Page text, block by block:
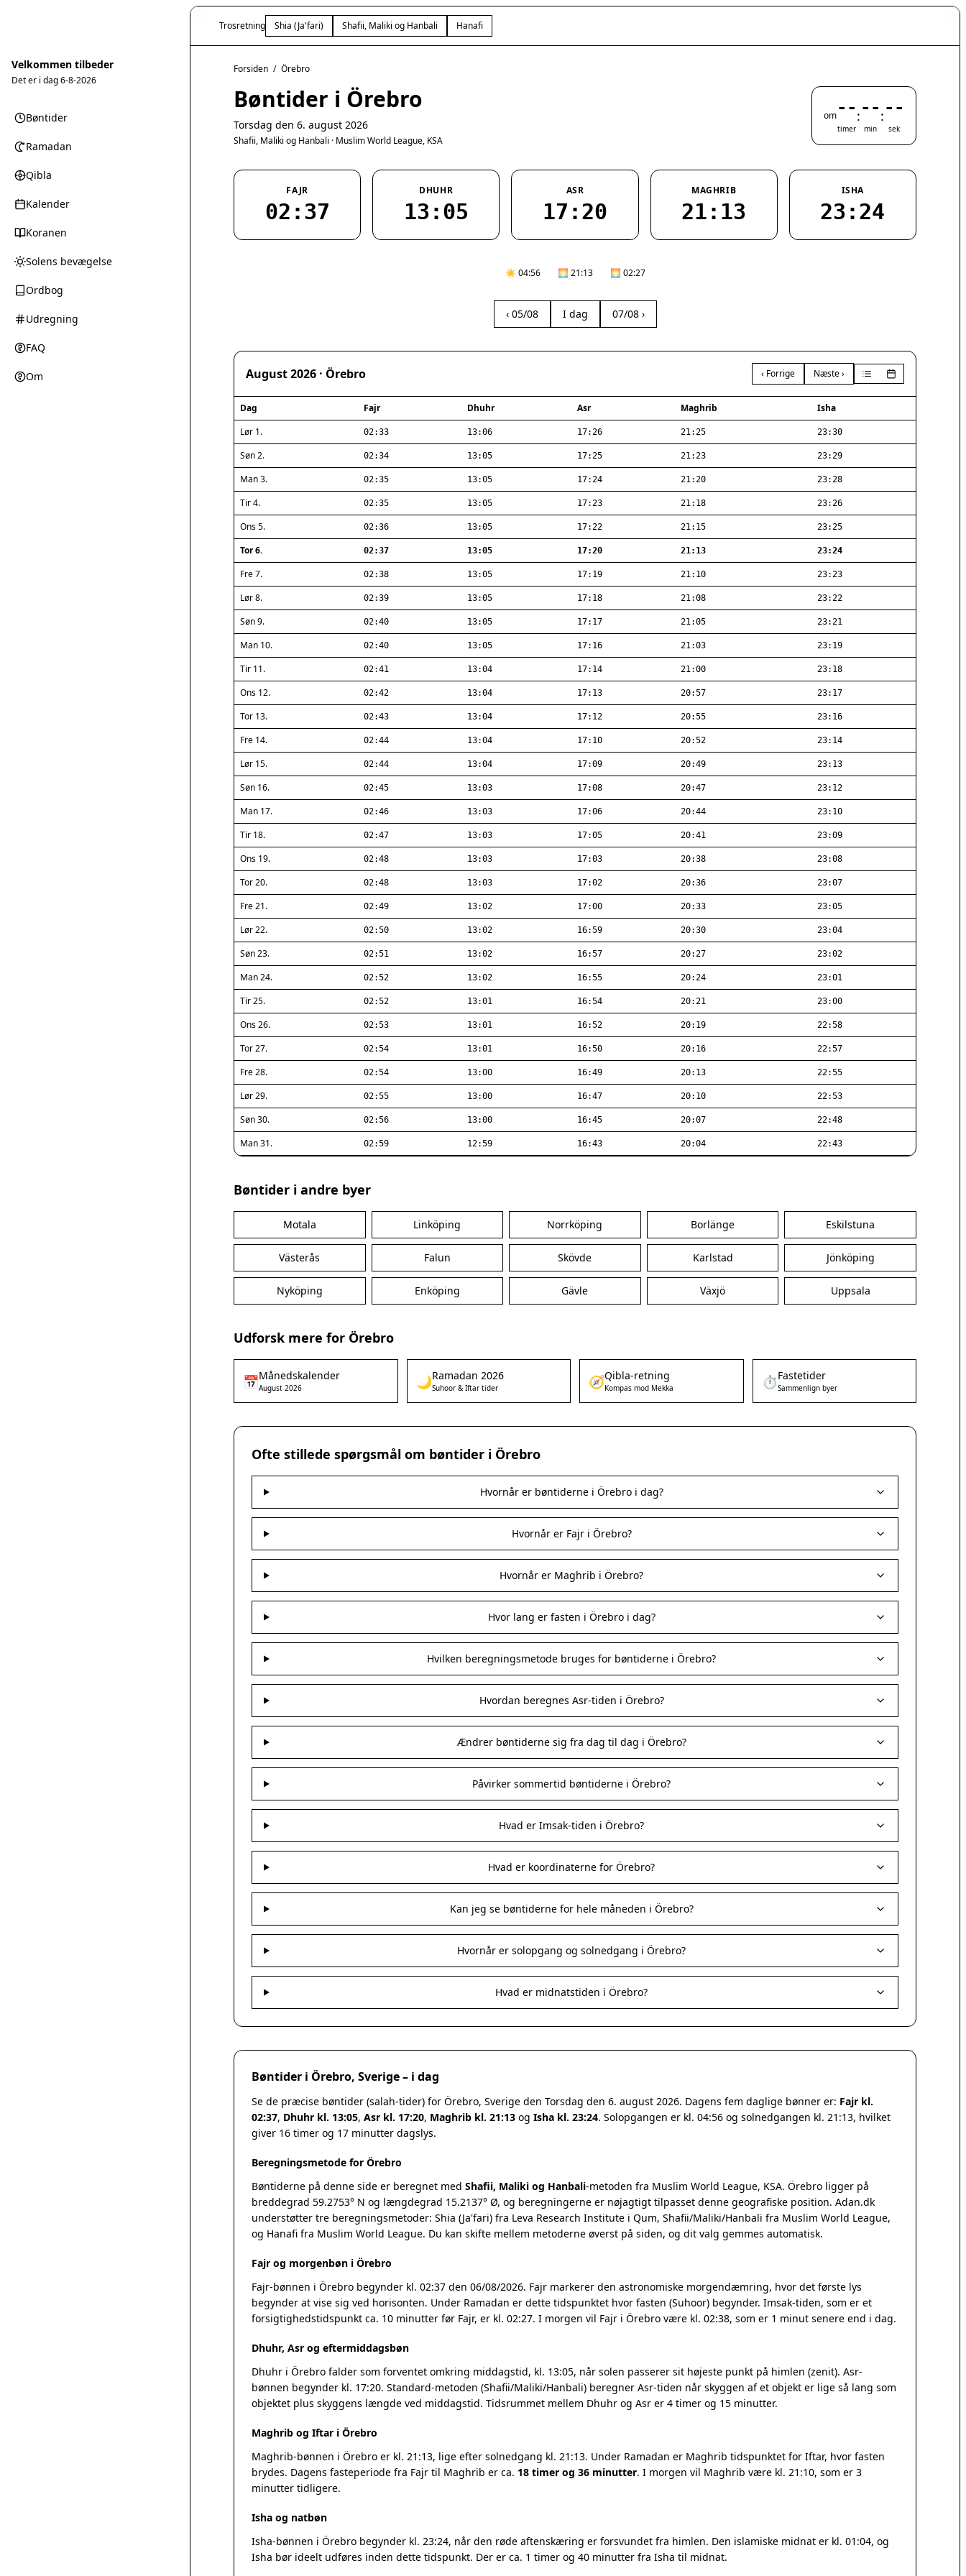
Velkommen tilbeder
Det er i dag6-8-2026
Bøntider
Ramadan
Qibla
Kalender
Koranen
Solens bevægelse
Ordbog
Udregning
FAQ
Om
Trosretning Shia (Ja'fari) Shafii, Maliki og Hanbali Hanafi
Forsiden / Örebro
Bøntider i Örebro
Torsdag den 6. august 2026
Shafii, Maliki og Hanbali · Muslim World League, KSA
om--
timer
:--
min
:--
sek
FAJR
02:37
DHUHR
13:05
ASR
17:20
MAGHRIB
21:13
ISHA
23:24
☀️ 04:56 🌅 21:13 🌅 02:27
‹ 05/08 I dag 07/08 ›
August 2026 · Örebro ‹ Forrige Næste ›
Dag Fajr Dhuhr Asr Maghrib
Isha
Lør 1.
02:33 13:06 17:26 21:25 23:30
Søn 2. 02:34 13:05 17:25 21:23 23:29
Man 3. 02:35 13:05 17:24 21:20 23:28
Tir 4. 02:35 13:05 17:23 21:18 23:26
Ons 5. 02:36 13:05 17:22 21:15 23:25
Tor 6. 02:37 13:05 17:20 21:13 23:24
Fre 7. 02:38 13:05 17:19 21:10 23:23
Lør 8. 02:39 13:05 17:18 21:08 23:22
Søn 9. 02:40 13:05 17:17 21:05 23:21
Man 10. 02:40 13:05 17:16 21:03 23:19
Tir 11. 02:41 13:04 17:14 21:00 23:18
Ons 12. 02:42 13:04 17:13 20:57 23:17
Tor 13. 02:43 13:04 17:12 20:55 23:16
Fre 14. 02:44 13:04 17:10 20:52 23:14
Lør 15. 02:44 13:04 17:09 20:49 23:13
Søn 16. 02:45 13:03 17:08 20:47 23:12
Man 17. 02:46 13:03 17:06 20:44 23:10
Tir 18. 02:47 13:03 17:05 20:41 23:09
Ons 19. 02:48 13:03 17:03 20:38 23:08
Tor 20. 02:48 13:03 17:02 20:36 23:07
Fre 21. 02:49 13:02 17:00 20:33 23:05
Lør 22. 02:50 13:02 16:59 20:30 23:04
Søn 23. 02:51 13:02 16:57 20:27 23:02
Man 24. 02:52 13:02 16:55 20:24 23:01
Tir 25. 02:52 13:01 16:54 20:21 23:00
Ons 26. 02:53 13:01 16:52 20:19 22:58
Tor 27. 02:54 13:01 16:50 20:16 22:57
Fre 28. 02:54 13:00 16:49 20:13 22:55
Lør 29. 02:55 13:00 16:47 20:10 22:53
Søn 30. 02:56 13:00 16:45 20:07 22:48
Man 31. 02:59 12:59 16:43 20:04 22:43
Bøntider i andre byer
Motala Linköping Norrköping Borlänge Eskilstuna
Västerås Falun Skövde Karlstad Jönköping
Nyköping Enköping Gävle Växjö Uppsala
Udforsk mere for Örebro
📅Månedskalender
August 2026 🌙Ramadan 2026
Suhoor & Iftar tider 🧭Qibla-retning
Kompas mod Mekka ⏱️Fastetider
Sammenlign byer
Ofte stillede spørgsmål om bøntider i Örebro
Hvornår er bøntiderne i Örebro i dag?
Hvornår er Fajr i Örebro?
Hvornår er Maghrib i Örebro?
Hvor lang er fasten i Örebro i dag?
Hvilken beregningsmetode bruges for bøntiderne i Örebro?
Hvordan beregnes Asr-tiden i Örebro?
Ændrer bøntiderne sig fra dag til dag i Örebro?
Påvirker sommertid bøntiderne i Örebro?
Hvad er Imsak-tiden i Örebro?
Hvad er koordinaterne for Örebro?
Kan jeg se bøntiderne for hele måneden i Örebro?
Hvornår er solopgang og solnedgang i Örebro?
Hvad er midnatstiden i Örebro?
Bøntider i Örebro, Sverige – i dag
Se de præcise bøntider (salah-tider) for Örebro, Sverige den Torsdag den 6. august 2026. Dagens fem daglige bønner er: Fajr kl.
02:37, Dhuhr kl. 13:05, Asr kl. 17:20, Maghrib kl. 21:13 og Isha kl. 23:24. Solopgangen er kl. 04:56 og solnedgangen kl. 21:13, hvilket
giver 16 timer og 17 minutter dagslys.
Beregningsmetode for Örebro
Bøntiderne på denne side er beregnet med Shafii, Maliki og Hanbali-metoden fra Muslim World League, KSA. Örebro ligger på
breddegrad 59.2753° N og længdegrad 15.2137° Ø, og beregningerne er nøjagtigt tilpasset denne geografiske position. Adan.dk
understøtter tre beregningsmetoder: Shia (Ja'fari) fra Leva Research Institute i Qum, Shafii/Maliki/Hanbali fra Muslim World League,
og Hanafi fra Muslim World League. Du kan skifte mellem metoderne øverst på siden, og dit valg gemmes automatisk.
Fajr og morgenbøn i Örebro
Fajr-bønnen i Örebro begynder kl. 02:37 den 06/08/2026. Fajr markerer den astronomiske morgendæmring, hvor det første lys
begynder at vise sig ved horisonten. Under Ramadan er dette tidspunktet hvor fasten (Suhoor) begynder. Imsak-tiden, som er et
forsigtighedstidspunkt ca. 10 minutter før Fajr, er kl. 02:27. I morgen vil Fajr i Örebro være kl. 02:38, som er 1 minut senere end i dag.
Dhuhr, Asr og eftermiddagsbøn
Dhuhr i Örebro falder som forventet omkring middagstid, kl. 13:05, når solen passerer sit højeste punkt på himlen (zenit). Asr-
bønnen begynder kl. 17:20. Standard-metoden (Shafii/Maliki/Hanbali) beregner Asr-tiden når skyggen af et objekt er lige så lang som
objektet plus skyggens længde ved middagstid. Tidsrummet mellem Dhuhr og Asr er 4 timer og 15 minutter.
Maghrib og Iftar i Örebro
Maghrib-bønnen i Örebro er kl. 21:13, lige efter solnedgang kl. 21:13. Under Ramadan er Maghrib tidspunktet for Iftar, hvor fasten
brydes. Dagens fasteperiode fra Fajr til Maghrib er ca. 18 timer og 36 minutter. I morgen vil Maghrib være kl. 21:10, som er 3
minutter tidligere.
Isha og natbøn
Isha-bønnen i Örebro begynder kl. 23:24, når den røde aftenskæring er forsvundet fra himlen. Den islamiske midnat er kl. 01:04, og
Isha bør ideelt udføres inden dette tidspunkt. Der er ca. 1 timer og 40 minutter fra Isha til midnat.